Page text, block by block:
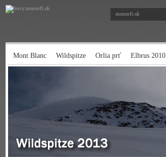
mmsoft.sk
Mont Blanc Wildspitze Orlia prť Elbrus 2010